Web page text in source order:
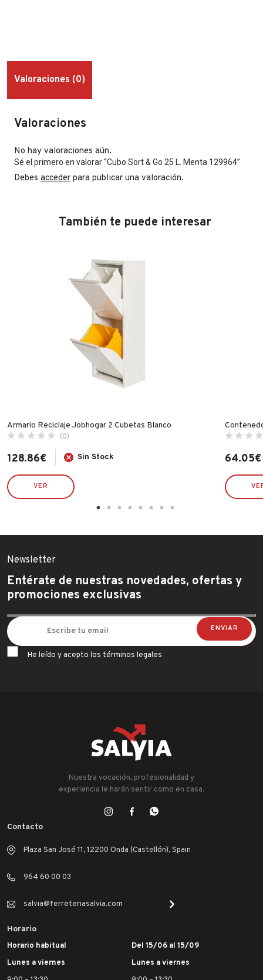
Valoraciones (0)
Valoraciones
No hay valoraciones aún.
Sé el primero en valorar “Cubo Sort & Go 25 L. Menta 129964”
Debes acceder para publicar una valoración.
También te puede interesar
Armario Reciclaje Jobhogar 2 Cubetas Blanco
(0)
128.86€ Sin Stock
VER
64.05€
Newsletter
Entérate de nuestras novedades, ofertas y
promociones exclusivas
He leído y acepto los términos legales
Nuestra vocación, profesionalidad y
experiencia le harán sentir como en casa.
Contacto
Plaza San José 11, 12200 Onda (Castellón), Spain
964 60 00 03
salvia@ferreteriasalvia.com
Horario
Horario habitual
Lunes a viernes
Del 15/06 al 15/09
Lunes a viernes